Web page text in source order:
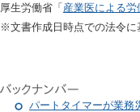
厚生労働省「産業医による
※文書作成日時点での法令
パートタイマーが業務